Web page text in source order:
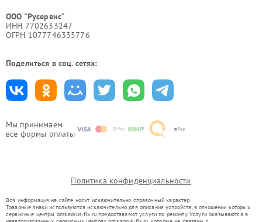
Мы принимаем
все формы оплаты
ООО "Русервис"
ИНН 7702633247
ОГРН 1077746335776
Поделиться в соц. сетях:
Политика конфиденциальности
Вся информация на сайте носит исключительно справочный характер.
Товарные знаки используются исключительно для описания устройств, в отношении которых
сервисные центры oms.aorus-fix.ru предоставляют услуги по ремонту. Услуги оказываются в